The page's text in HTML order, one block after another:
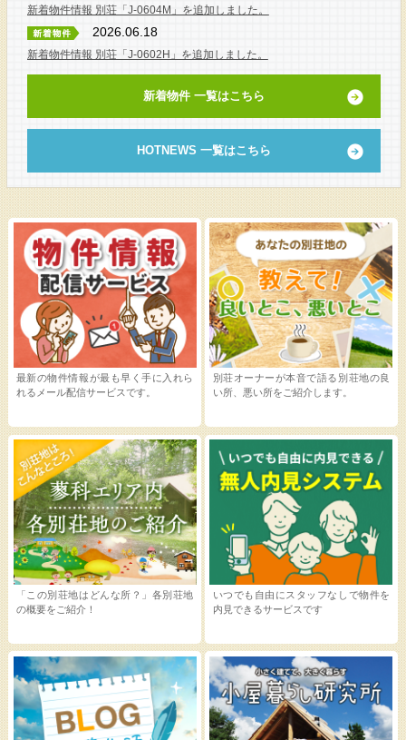
新着物件情報 別荘「J-0604M」を追加しました。
2026.06.18
新着物件情報 別荘「J-0602H」を追加しました。
新着物件 一覧はこちら
HOTNEWS 一覧はこちら
いつでも自由にスタッフなしで物件を
内見できるサービスです
最新の物件情報が最も早く手に入れら
れるメール配信サービスです。
別荘オーナーが本音で語る別荘地の良
い所、悪い所をご紹介します。
「この別荘地はどんな所？」各別荘地
の概要をご紹介！